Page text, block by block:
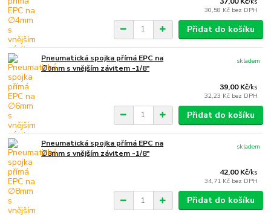
30,58 Kč bez DPH
Přidat do košíku
Pneumatická spojka přímá EPC na
∅6mm s vnějším závitem -1/8"
39,00 Kč/ks
32,23 Kč bez DPH
skladem
Přidat do košíku
Pneumatická spojka přímá EPC na
∅8mm s vnějším závitem -1/8"
42,00 Kč/ks
34,71 Kč bez DPH
skladem
Přidat do košíku